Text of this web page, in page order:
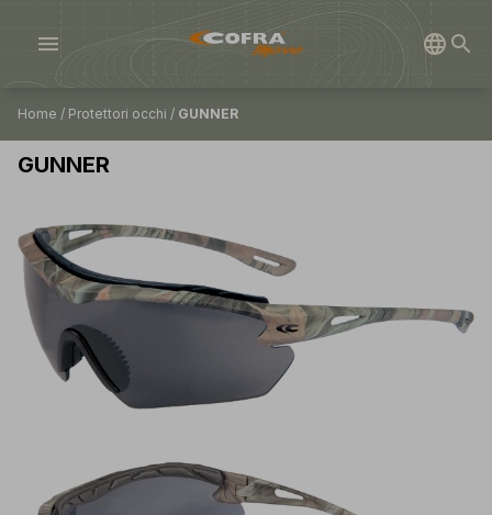
menu
Home / Protettori occhi / GUNNER
GUNNER